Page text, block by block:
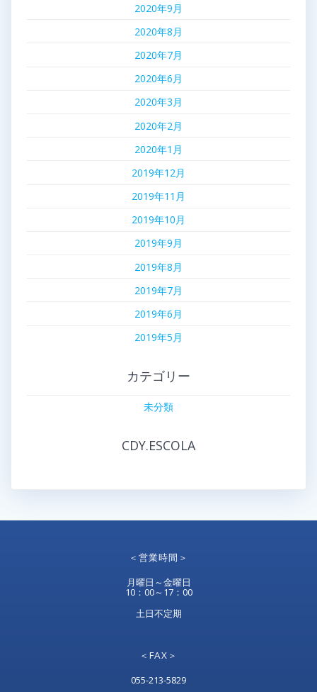
2020年9月
2020年8月
2020年7月
2020年6月
2020年3月
2020年2月
2020年1月
2019年12月
2019年11月
2019年10月
2019年9月
2019年8月
2019年7月
2019年6月
2019年5月
カテゴリー
未分類
CDY.ESCOLA
＜営業時間＞
月曜日～金曜日
10：00～17：00
土日不定期
＜FAX＞
055-213-5829